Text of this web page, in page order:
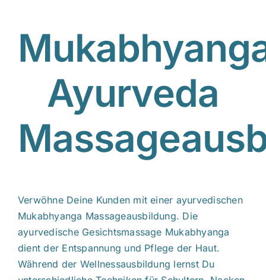
Ayurveda
Verwöhne Deine Kunden mit einer ayurvedischen
Mukabhyanga Massageausbildung. Die
ayurvedische Gesichtsmassage Mukabhyanga
dient der Entspannung und Pflege der Haut.
Während der Wellnessausbildung lernst Du